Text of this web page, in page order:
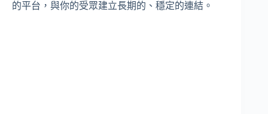
的平台，與你的受眾建立長期的、穩定的連結。